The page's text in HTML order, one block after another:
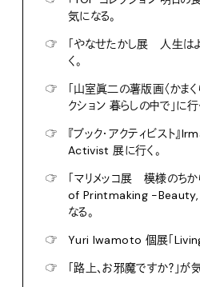
気になる。
☞
「やなせたかし展 人生は
く。
☞
「山室眞二の薯版画〈かま
クション 暮らしの中で」に行
☞
『ブック・アクティビスト
Activist 展に行く。
☞
「マリメッコ展 模様の
of Printmaking -Beauty,
なる。
☞
Yuri Iwamoto 個展「Living
☞
「路上、お邪魔ですか？」が